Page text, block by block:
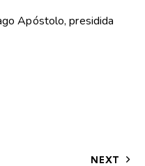
Apóstolo, presidida
NEXT